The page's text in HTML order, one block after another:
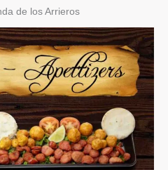
de los Arrieros